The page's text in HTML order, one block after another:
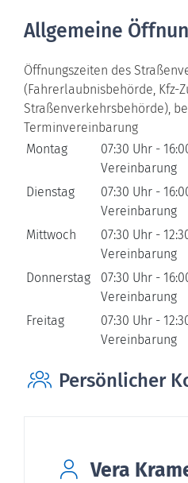
Allgemeine
Öffnungszeiten des
(Fahrerlaubnisbehörde, Kfz-
Straßenverkehrsbehörde),
Terminvereinbarung
Montag
07:30 Uhr -
Vereinbarung
Dienstag
07:30 Uhr -
Vereinbarung
Mittwoch
07:30 Uhr -
Vereinbarung
Donnerstag
07:30 Uhr -
Vereinbarung
Freitag
07:30 Uhr -
Vereinbarung
Persönlicher
Vera